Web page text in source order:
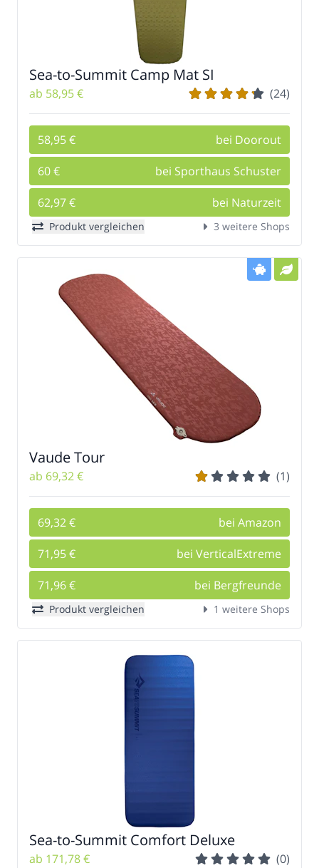
Sea-to-Summit Camp Mat SI
ab 58,95 € (24)
58,95 €
bei Doorout
60 €
bei Sporthaus Schuster
62,97 €
bei Naturzeit
Produkt vergleichen 3 weitere Shops
Vaude Tour
ab 69,32 € (1)
69,32 €
bei Amazon
71,95 €
bei VerticalExtreme
71,96 €
bei Bergfreunde
Produkt vergleichen 1 weitere Shops
Sea-to-Summit Comfort Deluxe
ab 171,78 € (0)